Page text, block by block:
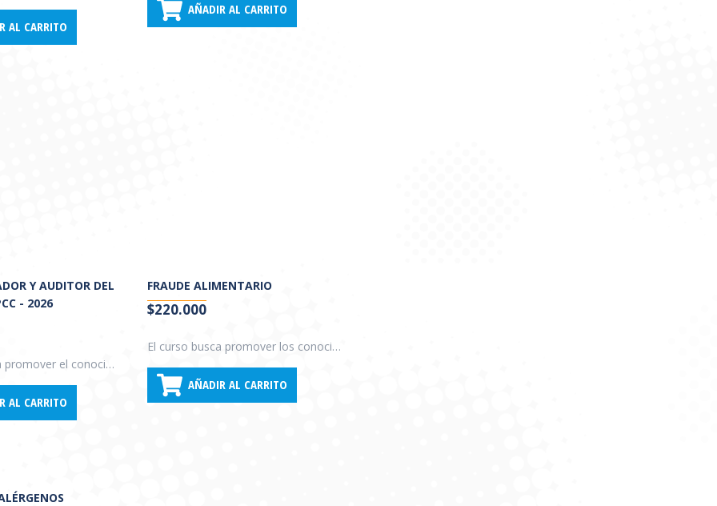
AL CARRITO
AÑADIR AL CARRITO
Y AUDITOR DEL
- 2026
El curso busca promover el conocimiento y condiciones de implementación del Sistema Análisis de Peligros y Puntos Críticos de Control (APPCC) y brindar las herramientas que faciliten la implementación y auditoría de dicho sistema de gestión de la inocuidad.
AL CARRITO
FRAUDE ALIMENTARIO
$220.000
El curso busca promover los conocimientos básicos sobre fraude alimentario, que el alumno conozca los requisitos de las normas relacionados a la materia y cómo diseñar y mantener los planes para detectar vulnerabilidades e implementar los controles necesarios.
AÑADIR AL CARRITO